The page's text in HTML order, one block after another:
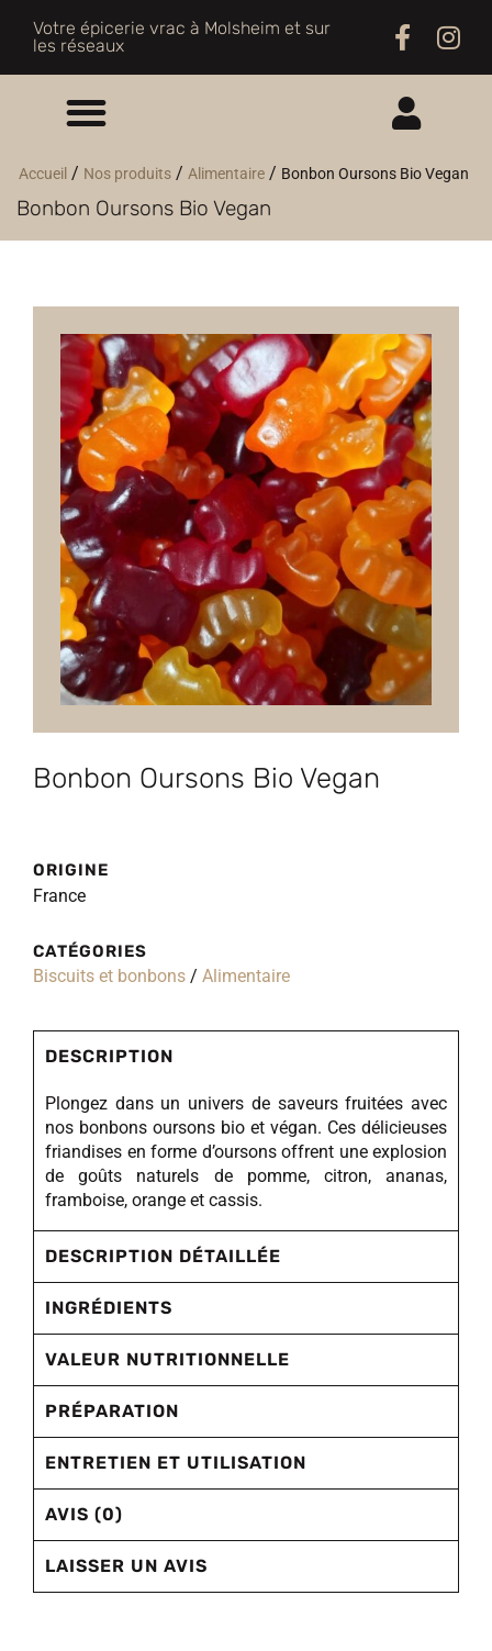
Votre épicerie vrac à Molsheim et sur
les réseaux
ME CONNECTER
Accueil / Nos produits / Alimentaire / Bonbon Oursons Bio Vegan
Bonbon Oursons Bio Vegan
Bonbon Oursons Bio Vegan
ORIGINE
France
CATÉGORIES
Biscuits et bonbons / Alimentaire
DESCRIPTION
Plongez dans un univers de saveurs fruitées avec
nos bonbons oursons bio et végan. Ces délicieuses
friandises en forme d’oursons offrent une explosion
de goûts naturels de pomme, citron, ananas,
framboise, orange et cassis.
DESCRIPTION DÉTAILLÉE
INGRÉDIENTS
VALEUR NUTRITIONNELLE
PRÉPARATION
ENTRETIEN ET UTILISATION
AVIS (0)
LAISSER UN AVIS